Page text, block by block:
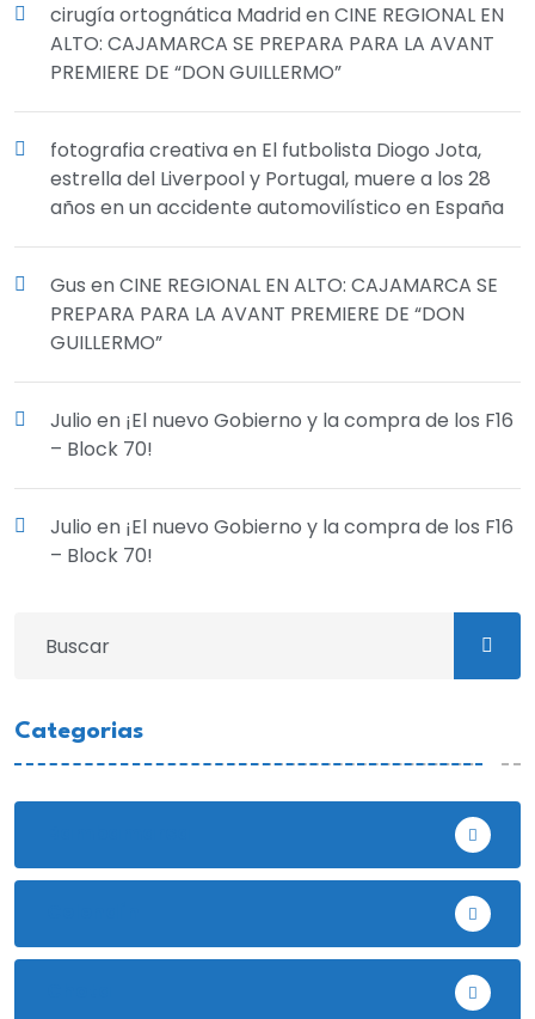
cirugía ortognática MadridenCINE REGIONAL EN
ALTO: CAJAMARCA SE PREPARA PARA LA AVANT
PREMIERE DE “DON GUILLERMO”
fotografia creativaen El futbolista Diogo Jota,
estrella del Liverpool y Portugal, muere a los 28
años en un accidente automovilístico en España
Gus enCINE REGIONAL EN ALTO: CAJAMARCA SE
PREPARA PARA LA AVANT PREMIERE DE “DON
GUILLERMO”
Julio en ¡El nuevo Gobierno y la compra de los F16
– Block 70!
Julio en ¡El nuevo Gobierno y la compra de los F16
– Block 70!
Categorias